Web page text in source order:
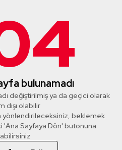
bulunamadı
adı değiştirilmiş ya da geçici olarak
dışı olabilir
yönlendirileceksiniz, beklemek
'Ana Sayfaya Dön' butonuna